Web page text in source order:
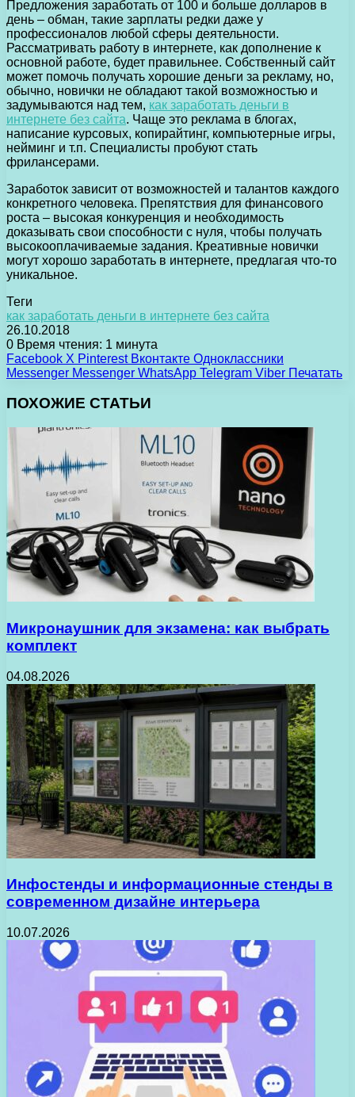
Предложения заработать от 100 и больше долларов в
день – обман, такие зарплаты редки даже у
профессионалов любой сферы деятельности.
Рассматривать работу в интернете, как дополнение к
основной работе, будет правильнее. Собственный сайт
может помочь получать хорошие деньги за рекламу, но,
обычно, новички не обладают такой возможностью и
задумываются над тем, как заработать деньги в
интернете без сайта. Чаще это реклама в блогах,
написание курсовых, копирайтинг, компьютерные игры,
нейминг и т.п. Специалисты пробуют стать
фрилансерами.
Заработок зависит от возможностей и талантов каждого
конкретного человека. Препятствия для финансового
роста – высокая конкуренция и необходимость
доказывать свои способности с нуля, чтобы получать
высокооплачиваемые задания. Креативные новички
могут хорошо заработать в интернете, предлагая что-то
уникальное.
Теги
как заработать деньги в интернете без сайта
26.10.2018
0 Время чтения: 1 минута
Facebook X Pinterest Вконтакте Одноклассники
Messenger Messenger WhatsApp Telegram Viber Печатать
ПОХОЖИЕ СТАТЬИ
Микронаушник для экзамена: как выбрать
комплект
04.08.2026
Инфостенды и информационные стенды в
современном дизайне интерьера
10.07.2026